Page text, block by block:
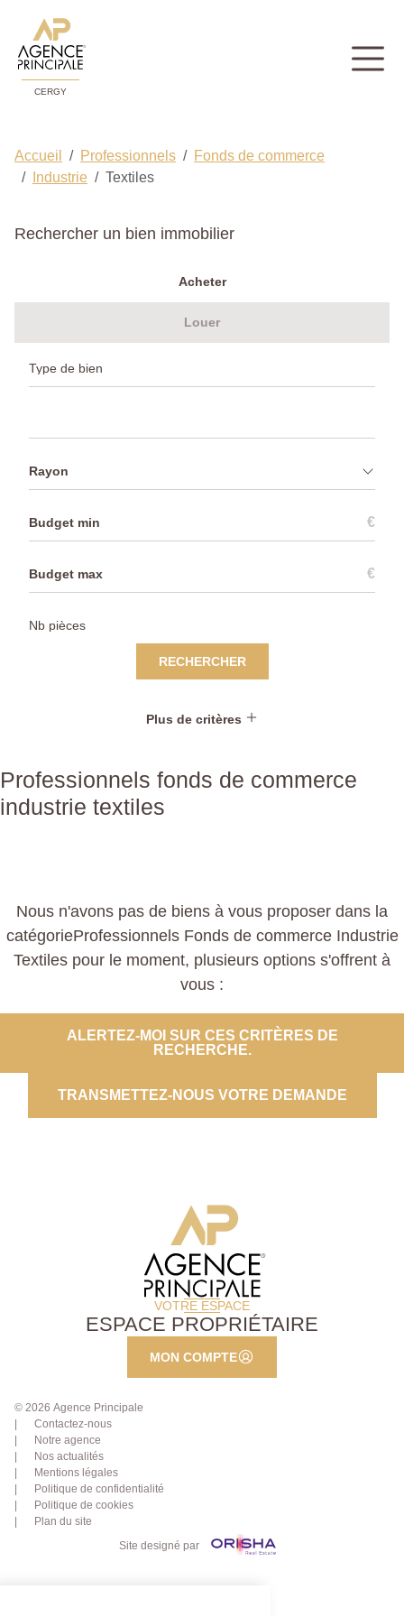
CERGY
Accueil Professionnels
Fonds de commerce
Industrie
Textiles
Rechercher un bien immobilier
Acheter
Louer
Rayon
€
€
RECHERCHER
Plus de critères
Professionnels fonds de commerce
industrie textiles
Nous n'avons pas de biens à vous proposer dans la
catégorieProfessionnels Fonds de commerce Industrie
Textiles pour le moment, plusieurs options s'offrent à
vous :
ALERTEZ-MOI SUR CES CRITÈRES DE
RECHERCHE.
TRANSMETTEZ-NOUS VOTRE DEMANDE
VOTRE ESPACE
ESPACE PROPRIÉTAIRE
MON COMPTE
© 2026 Agence Principale
Contactez-nous
Notre agence
Nos actualités
Mentions légales
Politique de confidentialité
Politique de cookies
Plan du site
Site designé par